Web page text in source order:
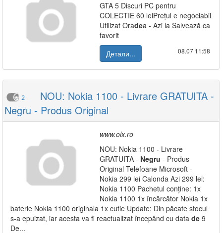
GTA 5 Discuri PC pentru
COLECTIE 60 leiPrețul e negociabil
Utilizat Oradea - Azi la Salvează ca
favorit
Детали...
08.07|11:58
2
NOU: Nokia 1100 - Livrare GRATUITA -
Negru - Produs Original
www.olx.ro
NOU: Nokia 1100 - Livrare
GRATUITA - Negru - Produs
Original Telefoane Microsoft -
Nokia 299 lei Calonda Azi 299 lei:
Nokia 1100 Pachetul conține: 1x
Nokia 1100 1x încărcător Nokia 1x
baterie Nokia 1100 originala 1x cutie Update: Din păcate stocul
s-a epuizat, iar acesta va fi reactualizat începând cu data de 9
De...